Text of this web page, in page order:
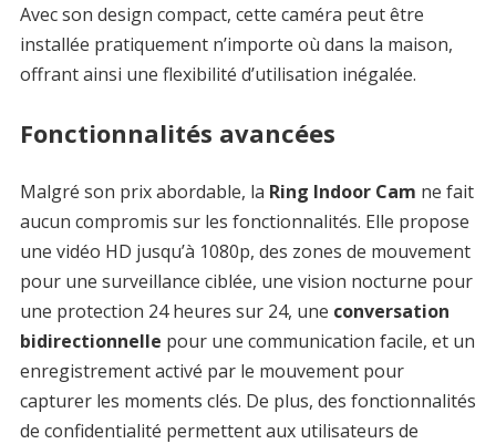
Avec son design compact, cette caméra peut être
installée pratiquement n’importe où dans la maison,
offrant ainsi une flexibilité d’utilisation inégalée.
Fonctionnalités avancées
Malgré son prix abordable, la Ring Indoor Cam ne fait
aucun compromis sur les fonctionnalités. Elle propose
une vidéo HD jusqu’à 1080p, des zones de mouvement
pour une surveillance ciblée, une vision nocturne pour
une protection 24 heures sur 24, une conversation
bidirectionnelle pour une communication facile, et un
enregistrement activé par le mouvement pour
capturer les moments clés. De plus, des fonctionnalités
de confidentialité permettent aux utilisateurs de